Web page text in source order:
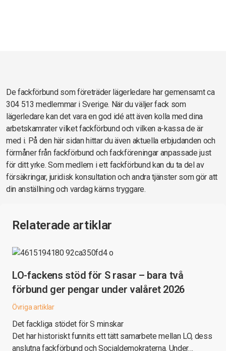
De fackförbund som företräder lägerledare har gemensamt ca
304 513 medlemmar i Sverige. När du väljer fack som
lägerledare kan det vara en god idé att även kolla med dina
arbetskamrater vilket fackförbund och vilken a-kassa de är
med i. På den här sidan hittar du även aktuella erbjudanden och
förmåner från fackförbund och fackföreningar anpassade just
för ditt yrke. Som medlem i ett fackförbund kan du ta del av
försäkringar, juridisk konsultation och andra tjänster som gör att
din anställning och vardag känns tryggare.
Relaterade artiklar
LO-fackens stöd för S rasar – bara två
förbund ger pengar under valåret 2026
Övriga artiklar
Det fackliga stödet för S minskar
Det har historiskt funnits ett tätt samarbete mellan LO, dess
anslutna fackförbund och Socialdemokraterna. Under…